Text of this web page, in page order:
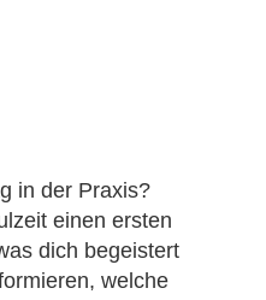
in der Praxis?
einen ersten
dich begeistert
welche